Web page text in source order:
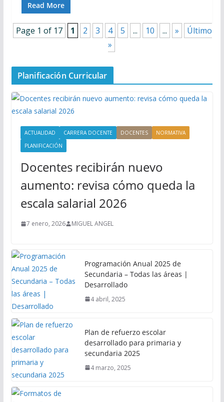
Read More
Page 1 of 17 1 2 3 4 5 ... 10 ... »
Último
»
Planificación Curricular
ACTUALIDAD CARRERA DOCENTE DOCENTES
NORMATIVA
PLANIFICACIÓN
Docentes recibirán nuevo
aumento: revisa cómo queda la
escala salarial 2026
7 enero, 2026 MIGUEL ANGEL
Programación Anual 2025 de
Secundaria – Todas las áreas |
Desarrollado
4 abril, 2025
Plan de refuerzo escolar
desarrollado para primaria y
secundaria 2025
4 marzo, 2025